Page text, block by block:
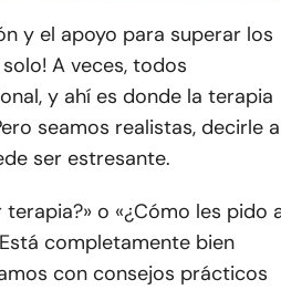
y el apoyo para superar los
A veces, todos
y ahí es donde la terapia
seamos realistas, decirle a
ser estresante.
o «¿Cómo les pido
completamente bien
con consejos prácticos